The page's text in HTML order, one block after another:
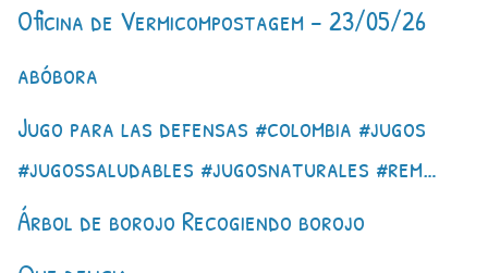
Oficina de Vermicompostagem – 23/05/26
abóbora
Jugo para las defensas #colombia #jugos
#jugossaludables #jugosnaturales #rem…
Árbol de borojo Recogiendo borojo